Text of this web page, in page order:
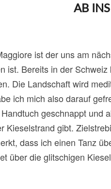
AB
ist der uns am
ist. Bereits in der
Die Landschaft wird
ich mich also darauf
geschnappt und
Kieselstrand gibt.
dass ich einen Tanz
über die glitschigen